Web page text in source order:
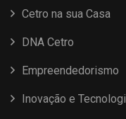
Cetro na sua Casa
DNA Cetro
Empreendedorismo
Inovação e